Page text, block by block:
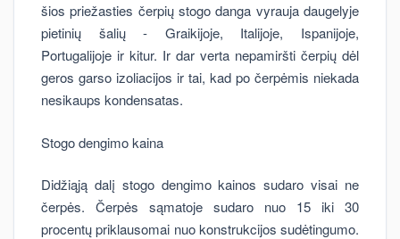
šios priežasties čerpių stogo danga vyrauja daugelyje
pietinių šalių - Graikijoje, Italijoje, Ispanijoje,
Portugalijoje ir kitur. Ir dar verta nepamiršti čerpių dėl
geros garso izoliacijos ir tai, kad po čerpėmis niekada
nesikaups kondensatas.
Stogo dengimo kaina
Didžiąją dalį stogo dengimo kainos sudaro visai ne
čerpės. Čerpės sąmatoje sudaro nuo 15 iki 30
procentų priklausomai nuo konstrukcijos sudėtingumo.